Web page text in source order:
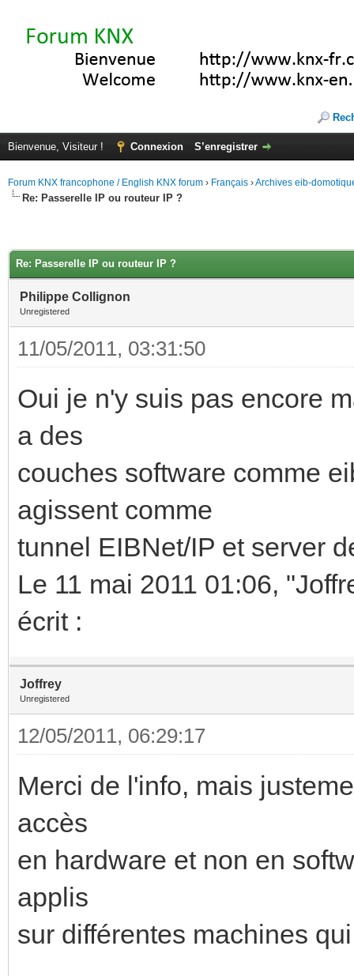
Bienvenue, Visiteur ! Connexion S’enregistrer
Forum KNX francophone / English KNX forum › Français ›Archives eib-
Re: Passerelle IP ou routeur IP ?
Re: Passerelle IP ou routeur IP ?
Philippe Collignon
Unregistered
11/05/2011, 03:31:50
Oui je n'y suis pas encore
a des
couches software comme
agissent comme
tunnel EIBNet/IP et server
Le 11 mai 2011 01:06,
écrit :
Joffrey
Unregistered
12/05/2011, 06:29:17
Merci de l'info, mais
accès
en hardware et non en
applis
sur différentes machines